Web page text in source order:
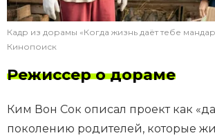
Кадр из дорамы «Когда жизнь даёт тебе
Кинопоиск
Режиссер о дораме
Ким Вон Сок описал проект как
поколению родителей, которые